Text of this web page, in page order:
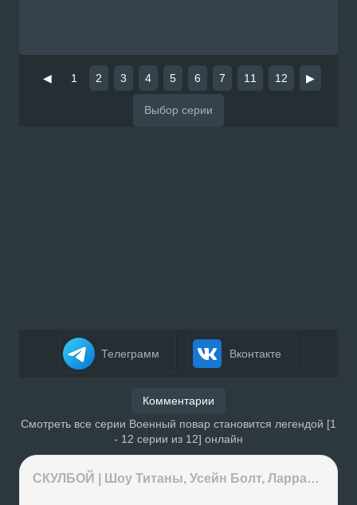
◀ 1 2 3 4 5 6 7 11 12 ▶
Телеграмм Вконтакте
Комментарии
Смотреть все серии Военный повар становится легендой [1
- 12 серии из 12] онлайн
СКУЛБОЙ | Шоу Титаны, Усейн Болт, Ларрат, Зашквар!